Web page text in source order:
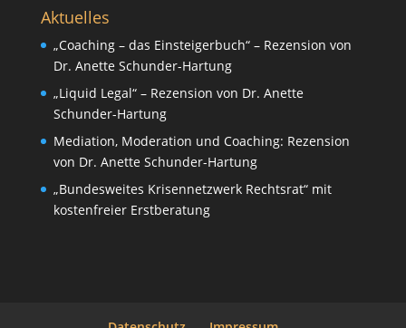
Aktuelles
„Coaching – das Einsteigerbuch“ – Rezension von
Dr. Anette Schunder-Hartung
„Liquid Legal“ – Rezension von Dr. Anette
Schunder-Hartung
Mediation, Moderation und Coaching: Rezension
von Dr. Anette Schunder-Hartung
„Bundesweites Krisennetzwerk Rechtsrat“ mit
kostenfreier Erstberatung